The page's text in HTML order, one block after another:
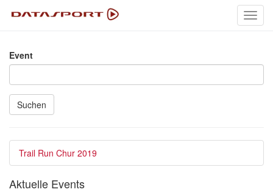
Event
Suchen
Trail Run Chur 2019
Aktuelle Events